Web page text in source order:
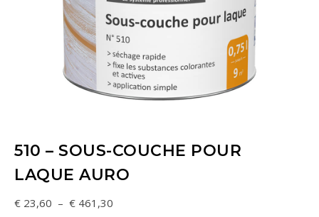
510 – SOUS-COUCHE POUR
LAQUE AURO
€ 23,60 – € 461,30